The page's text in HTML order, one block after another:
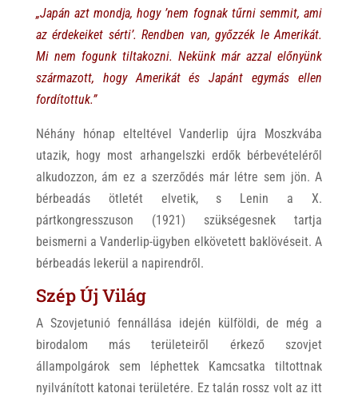
„Japán azt mondja, hogy ’nem fognak tűrni semmit, ami
az érdekeiket sérti’. Rendben van, győzzék le Amerikát.
Mi nem fogunk tiltakozni. Nekünk már azzal előnyünk
származott, hogy Amerikát és Japánt egymás ellen
fordítottuk.”
Néhány hónap elteltével Vanderlip újra Moszkvába
utazik, hogy most arhangelszki erdők bérbevételéről
alkudozzon, ám ez a szerződés már létre sem jön. A
bérbeadás ötletét elvetik, s Lenin a X.
pártkongresszuson (1921) szükségesnek tartja
beismerni a Vanderlip-ügyben elkövetett baklövéseit. A
bérbeadás lekerül a napirendről.
Szép Új Világ
A Szovjetunió fennállása idején külföldi, de még a
birodalom más területeiről érkező szovjet
állampolgárok sem léphettek Kamcsatka tiltottnak
nyilvánított katonai területére. Ez talán rossz volt az itt